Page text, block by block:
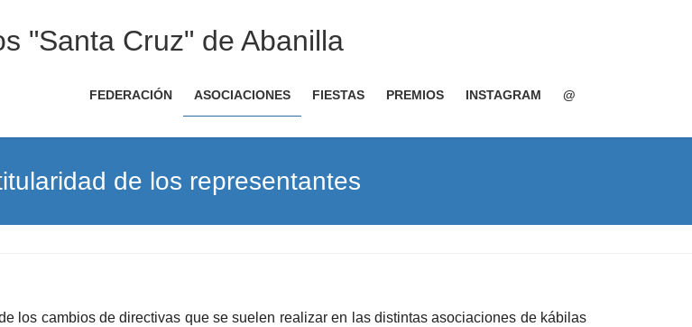
"Santa Cruz" de Abanilla
FEDERACIÓN ASOCIACIONES FIESTAS PREMIOS INSTAGRAM @
de los representantes
los cambios de directivas que se suelen realizar en las distintas asociaciones de kábilas